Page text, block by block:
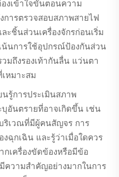
งเข้าใจขั้นตอนความ
ารตรวจสอบสภาพสายไฟ
ะชิ้นส่วนเครื่องจักรก่อนเริ่ม
น้นการใช้อุปกรณ์ป้องกันส่วน
มถึงรองเท้ากันลื่น แว่นตา
หมาะสม
นรู้การประเมินสภาพ
อันตรายที่อาจเกิดขึ้น เช่น
ริเวณที่มีผู้คนสัญจร การ
ฉุกเฉิน และรู้ว่าเมื่อใดควร
กเครื่องขัดข้องหรือมีข้อ
ความสำคัญอย่างมากในการ